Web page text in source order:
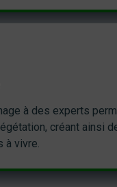
à des experts
créant ainsi
à vivre.